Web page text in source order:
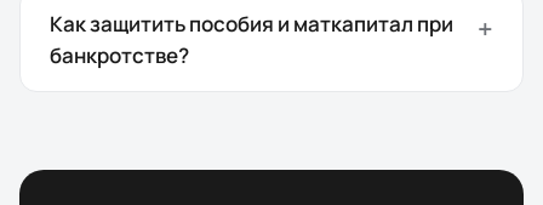
Как защитить пособия и маткапитал при
банкротстве?